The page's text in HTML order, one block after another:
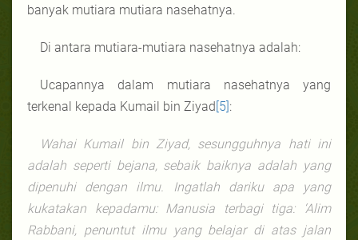
banyak mutiara mutiara nasehatnya.
Di antara mutiara-mutiara nasehatnya adalah:
Ucapannya dalam mutiara nasehatnya yang
terkenal kepada Kumail bin Ziyad[5]:
Wahai Kumail bin Ziyad, sesungguhnya hati ini
adalah seperti bejana, sebaik baiknya adalah yang
dipenuhi dengan ilmu. Ingatlah dariku apa yang
kukatakan kepadamu: Manusia terbagi tiga: ‘Alim
Rabbani, penuntut ilmu yang belajar di atas jalan